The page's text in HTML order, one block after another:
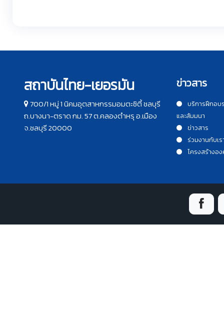
สถาบันไทย-เยอรมัน
700/1 หมู่ 1 นิคมอุตสาหกรรมอมตะซิตี้ ชลบุรี
ถ.บางนา-ตราด กม. 57 ต.คลองตำหรุ อ.เมือง
จ.ชลบุรี 20000
ข่าวสาร
บริการฝึกอบ
และสัมมนา
ข่าวสาร
ร่วมงานกับเร
โครงสร้างอ